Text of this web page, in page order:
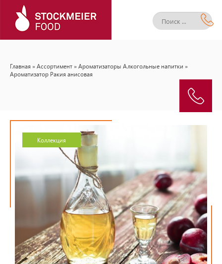
Главная »Ассортимент »Ароматизаторы Алкогольные напитки »
Ароматизатор Ракия анисовая
Коллекция